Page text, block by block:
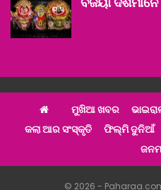
ମୁଖିଆ ଖବର
କଲା ଆର ସଂସ୍କୃତି
ଫିଲ୍ମି ଦୁନିଆଁ
© 2026 -